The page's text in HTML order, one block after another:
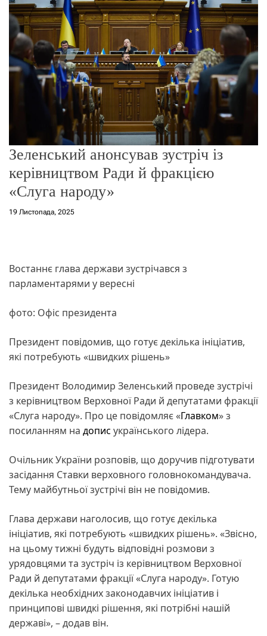
о
р
е
и
м
у
Зеленський анонсував зустріч із
керівництвом Ради й фракцією
«Слуга народу»
19 Листопада, 2025
Востаннє глава держави зустрічався з
парламентарями у вересні
фото: Офіс президента
Президент повідомив, що готує декілька ініціатив,
які потребують «швидких рішень»
Президент Володимир Зеленський проведе зустрічі
з керівництвом Верховної Ради й депутатами фракції
«Слуга народу». Про це повідомляє «Главком» з
посиланням на допис українського лідера.
Очільник України розповів, що доручив підготувати
засідання Ставки верховного головнокомандувача.
Тему майбутньої зустрічі він не повідомив.
Глава держави наголосив, що готує декілька
ініціатив, які потребують «швидких рішень». «Звісно,
на цьому тижні будуть відповідні розмови з
урядовцями та зустріч із керівництвом Верховної
Ради й депутатами фракції «Слуга народу». Готую
декілька необхідних законодавчих ініціатив і
принципові швидкі рішення, які потрібні нашій
державі», – додав він.